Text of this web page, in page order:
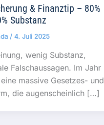
& Finanztip – 80%
Substanz
/ 4. Juli 2025
wenig Substanz,
Falschaussagen. Im Jahr
massive Gesetzes- und
die augenscheinlich […]